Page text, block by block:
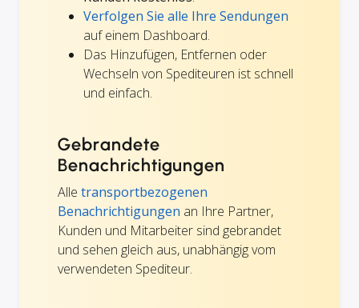
Verfolgen Sie alle Ihre Sendungen
auf einem Dashboard.
Das Hinzufügen, Entfernen oder
Wechseln von Spediteuren ist schnell
und einfach.
Gebrandete
Benachrichtigungen
Alle transportbezogenen
Benachrichtigungen an Ihre Partner,
Kunden und Mitarbeiter sind gebrandet
und sehen gleich aus, unabhängig vom
verwendeten Spediteur.